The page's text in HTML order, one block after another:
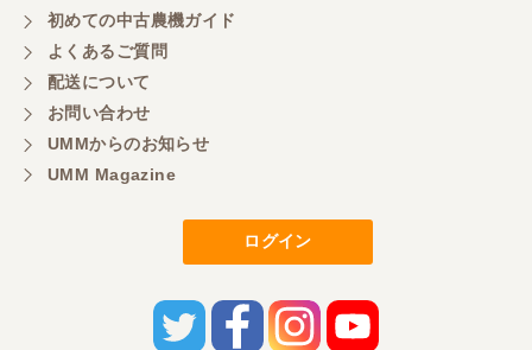
初めての中古農機ガイド
よくあるご質問
配送について
お問い合わせ
UMMからのお知らせ
UMM Magazine
ログイン